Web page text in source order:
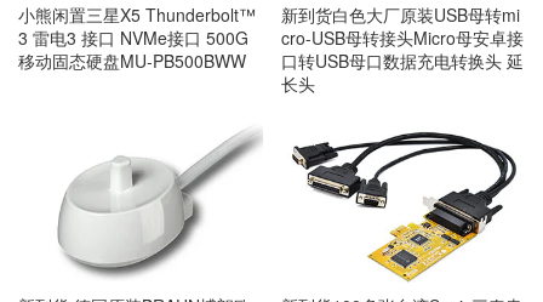
小熊闲置三星X5 Thunderbolt™
3 雷电3 接口 NVMe接口 500G
移动固态硬盘MU-PB500BWW
新到货白色大厂原装USB母转mi
cro-USB母转接头Micro母安卓接
口转USB母口数据充电转换头 延
长头